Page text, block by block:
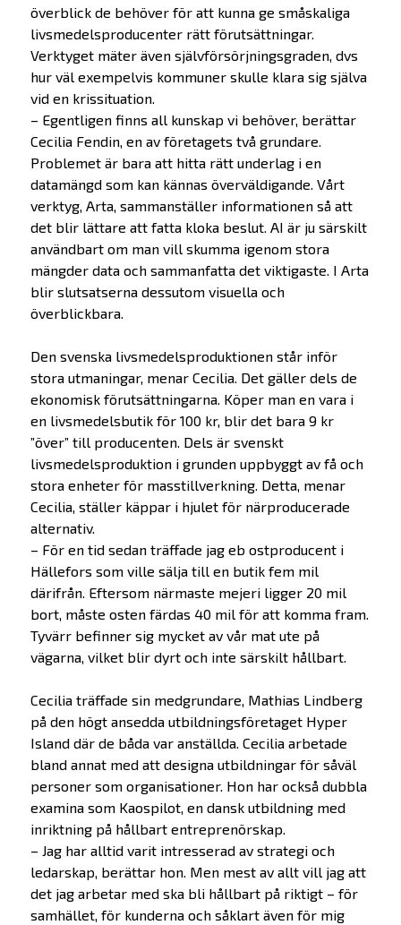
överblick de behöver för att kunna ge småskaliga
livsmedelsproducenter rätt förutsättningar.
Verktyget mäter även självförsörjningsgraden, dvs
hur väl exempelvis kommuner skulle klara sig själva
vid en krissituation.
– Egentligen finns all kunskap vi behöver, berättar
Cecilia Fendin, en av företagets två grundare.
Problemet är bara att hitta rätt underlag i en
datamängd som kan kännas överväldigande. Vårt
verktyg, Arta, sammanställer informationen så att
det blir lättare att fatta kloka beslut. AI är ju särskilt
användbart om man vill skumma igenom stora
mängder data och sammanfatta det viktigaste. I Arta
blir slutsatserna dessutom visuella och
överblickbara.
Den svenska livsmedelsproduktionen står inför
stora utmaningar, menar Cecilia. Det gäller dels de
ekonomisk förutsättningarna. Köper man en vara i
en livsmedelsbutik för 100 kr, blir det bara 9 kr
”över” till producenten. Dels är svenskt
livsmedelsproduktion i grunden uppbyggt av få och
stora enheter för masstillverkning. Detta, menar
Cecilia, ställer käppar i hjulet för närproducerade
alternativ.
– För en tid sedan träffade jag eb ostproducent i
Hällefors som ville sälja till en butik fem mil
därifrån. Eftersom närmaste mejeri ligger 20 mil
bort, måste osten färdas 40 mil för att komma fram.
Tyvärr befinner sig mycket av vår mat ute på
vägarna, vilket blir dyrt och inte särskilt hållbart.
Cecilia träffade sin medgrundare, Mathias Lindberg
på den högt ansedda utbildningsföretaget Hyper
Island där de båda var anställda. Cecilia arbetade
bland annat med att designa utbildningar för såväl
personer som organisationer. Hon har också dubbla
examina som Kaospilot, en dansk utbildning med
inriktning på hållbart entreprenörskap.
– Jag har alltid varit intresserad av strategi och
ledarskap, berättar hon. Men mest av allt vill jag att
det jag arbetar med ska bli hållbart på riktigt – för
samhället, för kunderna och såklart även för mig